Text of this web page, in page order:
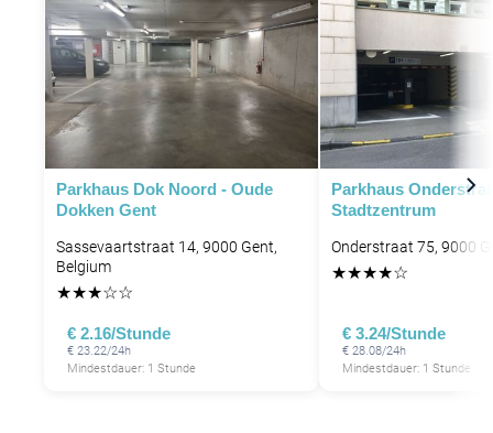
Parkhaus Dok Noord - Oude
Dokken Gent
Sassevaartstraat 14, 9000 Gent,
Belgium
★★★☆☆
€ 2.16/Stunde
€ 23.22/24h
Mindestdauer: 1 Stunde
Parkhaus
Stadtzentrum
Onderstraat 75, 9000
★★★★☆
€ 3.24/Stunde
€ 28.08/24h
Mindestdauer: 1 Stunde